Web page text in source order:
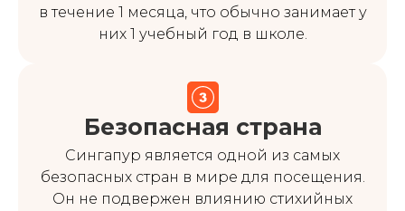
в течение 1 месяца, что обычно занимает у
них 1 учебный год в школе.
Безопасная страна
Сингапур является одной из самых
безопасных стран в мире для посещения.
Он не подвержен влиянию стихийных